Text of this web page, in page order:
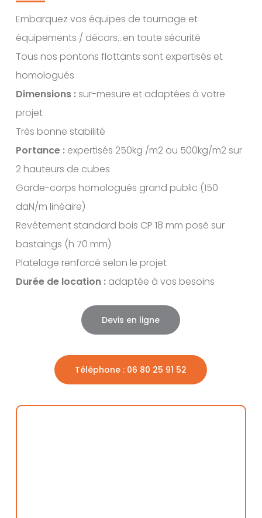
Embarquez vos équipes de tournage et
équipements / décors…en toute sécurité
Tous nos pontons flottants sont expertisés et
homologués
Dimensions :sur-mesure et adaptées à votre
projet
Très bonne stabilité
Portance :expertisés 250kg /m2 ou 500kg/m2 sur
2 hauteurs de cubes
Garde-corps homologués grand public (150
daN/m linéaire)
Revêtement standard bois CP 18 mm posé sur
bastaings (h 70 mm)
Platelage renforcé selon le projet
Durée de location :adaptée à vos besoins
Devis en ligne
Téléphone : 06 80 25 91 52